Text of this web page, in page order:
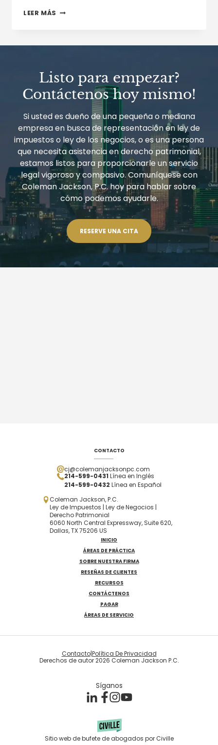
LEER MÁS MINORISTAS
CON
DE
TEXAS,
EL
EL
IMPUESTO
Listo para empezar?
Contáctenos hoy mismo!
Si usted es dueño de una pequeña o mediana
empresa en busca de representación en ley de
impuestos o ley de los negocios, o es una persona
que necesita asistencia en derecho patrimonial,
estamos listos para proporcionarle un servicio
legal vigoroso y compasivo. Comuníquese con
Coleman Jackson, P.C. hoy para hablar sobre
cómo podemos ayudarle.
RESERVE UNA CITA
CONTACTO
cj@colemanjacksonpc.com
214-599-0431 Línea en Inglés
214-599-0432 Línea en Español
Coleman Jackson, P.C.
Ley de Impuestos | Ley de Negocios |
Derecho Patrimonial
6060 North Central Expressway, Suite 620,
Dallas, TX 75206 US
INICIO
ÁREAS DE PRÁCTICA
SOBRE NUESTRA FIRMA
RESEÑAS DE CLIENTES
RECURSOS
CONTÁCTENOS
PAGAR
ÁREAS DE SERVICIO
Derechos de autor 2026 Coleman Jackson P.C.
Contacto|Política De Privacidad
Sitio web de bufete de abogados por Civille
Síganos